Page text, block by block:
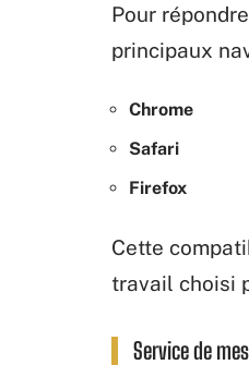
Pour
principaux
Chrome
Safari
Firefox
Cette
travail choisi
Service de